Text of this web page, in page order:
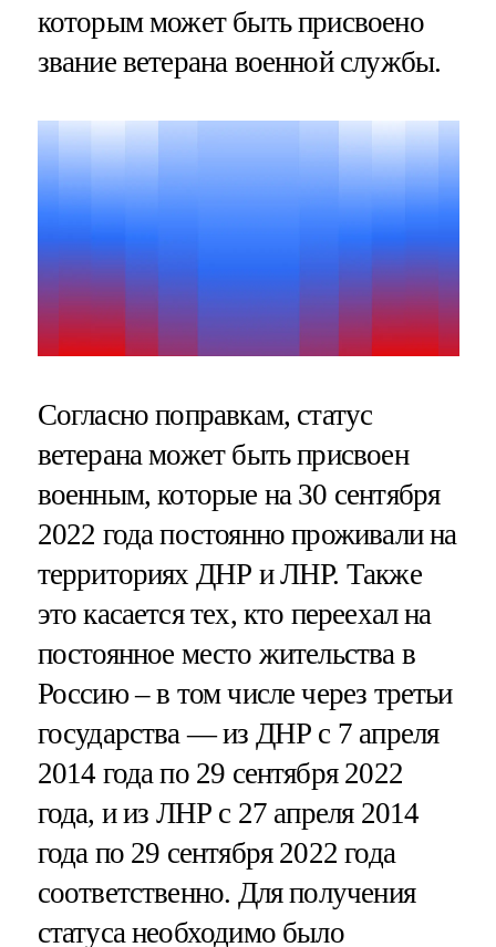
которым может быть присвоено
звание ветерана военной службы.
Согласно поправкам, статус
ветерана может быть присвоен
военным, которые на 30 сентября
2022 года постоянно проживали на
территориях ДНР и ЛНР. Также
это касается тех, кто переехал на
постоянное место жительства в
Россию – в том числе через третьи
государства — из ДНР с 7 апреля
2014 года по 29 сентября 2022
года, и из ЛНР с 27 апреля 2014
года по 29 сентября 2022 года
соответственно. Для получения
статуса необходимо было